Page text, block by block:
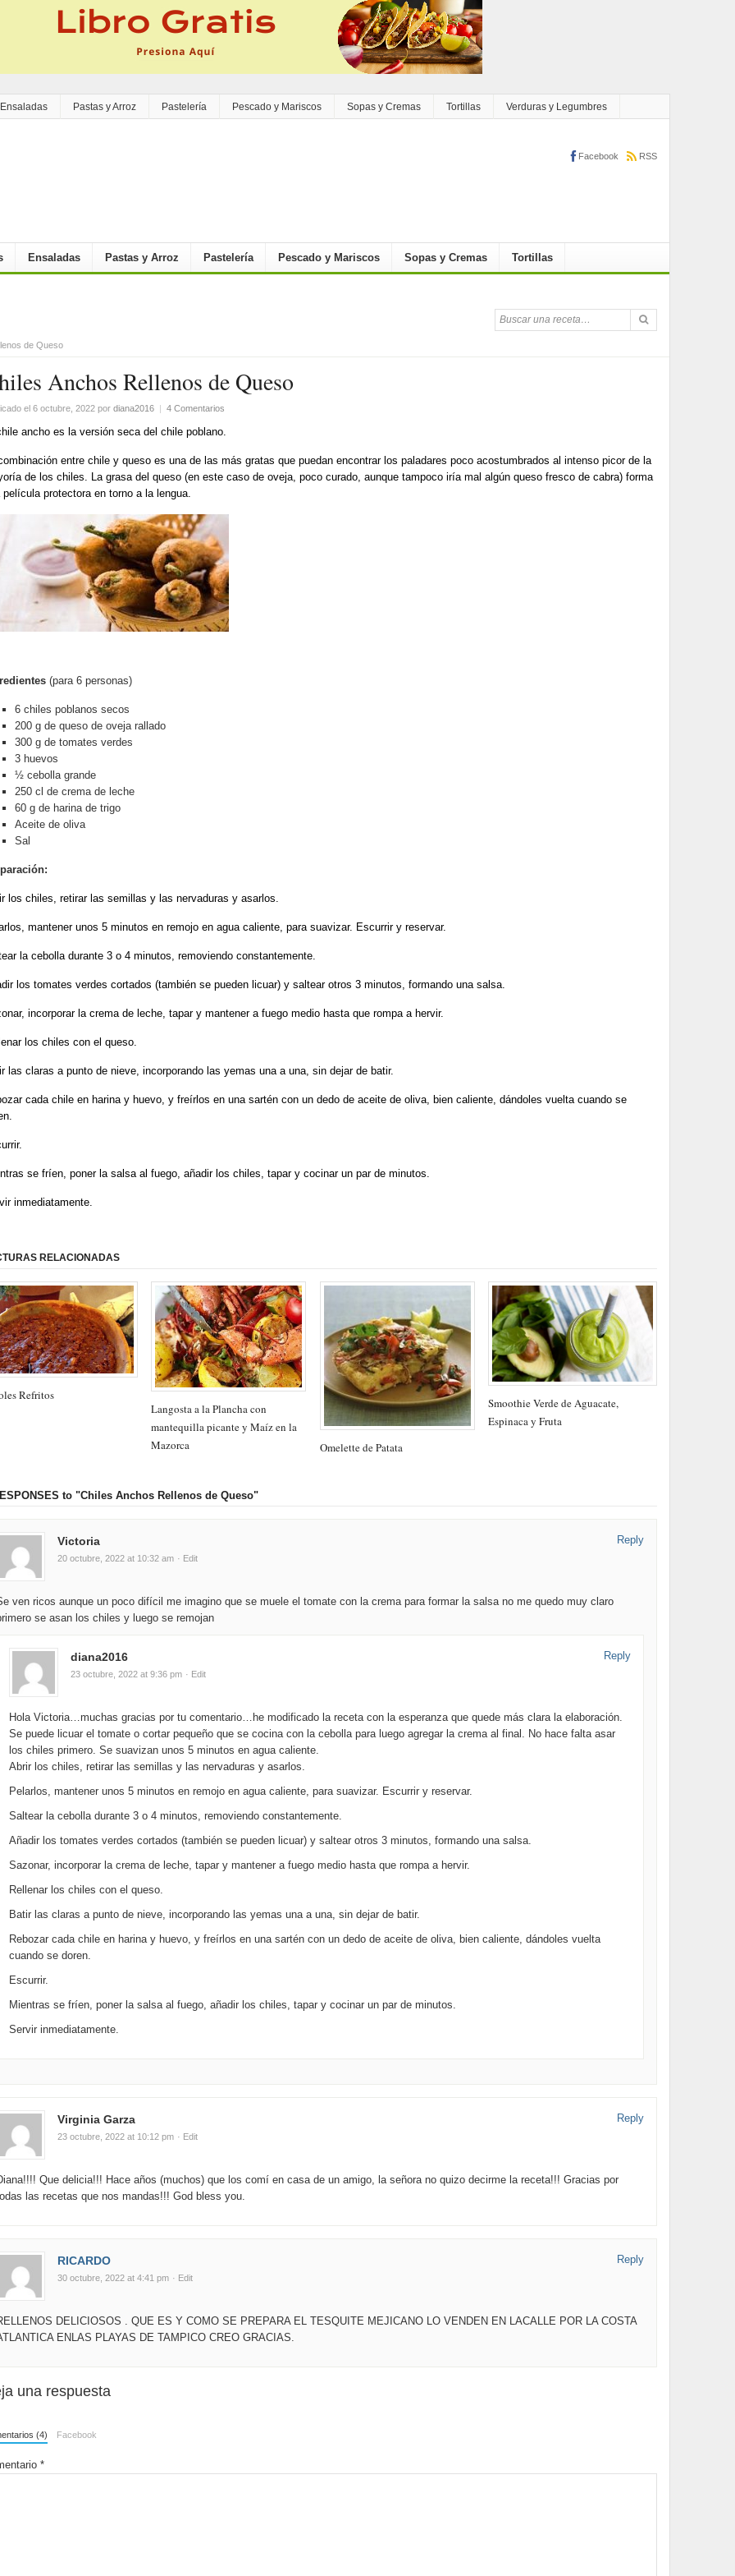
Ensaladas Pastas y Arroz Pastelería Pescado y Mariscos Sopas y Cremas Tortillas Verduras y Legumbres
Facebook RSS
Ensaladas Pastas y Arroz Pastelería Pescado y Mariscos Sopas y Cremas Tortillas
de Queso
Anchos Rellenos de Queso
el 6 octubre, 2022por diana2016 | 4 Comentarios
ancho es la versión seca del chile poblano.
entre chile y queso es una de las más gratas que puedan encontrar los paladares poco acostumbrados al intenso picor de la
de los chiles. La grasa del queso (en este caso de oveja, poco curado, aunque tampoco iría mal algún queso fresco de cabra) forma
película protectora en torno a la lengua.
(para 6 personas)
6 chiles poblanos secos
200 g de queso de oveja rallado
300 g de tomates verdes
3 huevos
½ cebolla grande
250 cl de crema de leche
60 g de harina de trigo
Aceite de oliva
Sal
los chiles, retirar las semillas y las nervaduras y asarlos.
mantener unos 5 minutos en remojo en agua caliente, para suavizar. Escurrir y reservar.
la cebolla durante 3 o 4 minutos, removiendo constantemente.
los tomates verdes cortados (también se pueden licuar) y saltear otros 3 minutos, formando una salsa.
incorporar la crema de leche, tapar y mantener a fuego medio hasta que rompa a hervir.
los chiles con el queso.
las claras a punto de nieve, incorporando las yemas una a una, sin dejar de batir.
cada chile en harina y huevo, y freírlos en una sartén con un dedo de aceite de oliva, bien caliente, dándoles vuelta cuando se
se fríen, poner la salsa al fuego, añadir los chiles, tapar y cocinar un par de minutos.
inmediatamente.
RELACIONADAS
Refritos
Langosta a la Plancha con
mantequilla picante y Maíz en la
Mazorca
Omelette de Patata
Smoothie Verde de Aguacate,
Espinaca y Fruta
to "Chiles Anchos Rellenos de Queso"
Victoria
20 octubre, 2022 at 10:32 am · Edit
ven ricos aunque un poco difícil me imagino que se muele el tomate con la crema para formar la salsa no me quedo muy claro
se asan los chiles y luego se remojan
Reply
diana2016
23 octubre, 2022 at 9:36 pm · Edit
Hola Victoria…muchas gracias por tu comentario…he modificado la receta con la esperanza que quede más clara la elaboración.
Se puede licuar el tomate o cortar pequeño que se cocina con la cebolla para luego agregar la crema al final. No hace falta asar
los chiles primero. Se suavizan unos 5 minutos en agua caliente.
Abrir los chiles, retirar las semillas y las nervaduras y asarlos.
Pelarlos, mantener unos 5 minutos en remojo en agua caliente, para suavizar. Escurrir y reservar.
Saltear la cebolla durante 3 o 4 minutos, removiendo constantemente.
Añadir los tomates verdes cortados (también se pueden licuar) y saltear otros 3 minutos, formando una salsa.
Sazonar, incorporar la crema de leche, tapar y mantener a fuego medio hasta que rompa a hervir.
Rellenar los chiles con el queso.
Batir las claras a punto de nieve, incorporando las yemas una a una, sin dejar de batir.
Rebozar cada chile en harina y huevo, y freírlos en una sartén con un dedo de aceite de oliva, bien caliente, dándoles vuelta
cuando se doren.
Escurrir.
Mientras se fríen, poner la salsa al fuego, añadir los chiles, tapar y cocinar un par de minutos.
Servir inmediatamente.
Reply
Virginia Garza
23 octubre, 2022 at 10:12 pm · Edit
Que delicia!!! Hace años (muchos) que los comí en casa de un amigo, la señora no quizo decirme la receta!!! Gracias por
las recetas que nos mandas!!! God bless you.
Reply
RICARDO
30 octubre, 2022 at 4:41 pm · Edit
DELICIOSOS . QUE ES Y COMO SE PREPARA EL TESQUITE MEJICANO LO VENDEN EN LACALLE POR LA COSTA
ENLAS PLAYAS DE TAMPICO CREO GRACIAS.
Reply
una respuesta
(4) Facebook
*